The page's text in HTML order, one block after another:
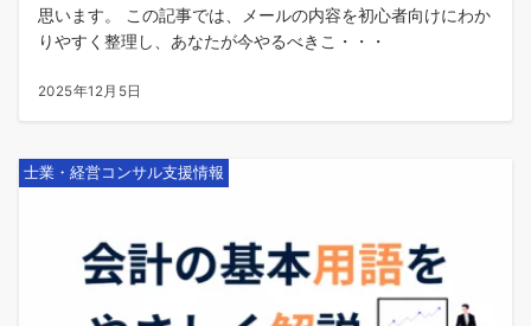
思います。 この記事では、メールの内容を初心者向けにわか
りやすく整理し、あなたが今やるべきこ・・・
2025年12月5日
士業・経営コンサル支援情報